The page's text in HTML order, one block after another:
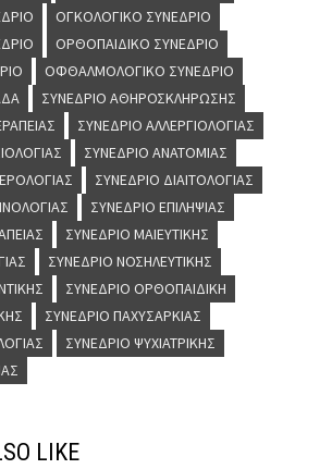
ΟΓΚΟΛΟΓΙΚΌ ΣΥΝΈΔΡΙΟ
ΟΡΘΟΠΑΙΔΙΚΌ ΣΥΝΈΔΡΙΟ
ΟΦΘΑΛΜΟΛΟΓΙΚΌ ΣΥΝΈΔΡΙΟ
ΣΥΝΈΔΡΙΟ ΑΘΗΡΟΣΚΛΉΡΩΣΗΣ
ΣΥΝΈΔΡΙΟ ΑΛΛΕΡΓΙΟΛΟΓΊΑΣ
ΣΥΝΈΔΡΙΟ ΑΝΑΤΟΜΊΑΣ
ΣΥΝΈΔΡΙΟ ΔΙΑΙΤΟΛΟΓΊΑΣ
ΣΥΝΈΔΡΙΟ ΕΠΙΛΗΨΊΑΣ
ΣΥΝΈΔΡΙΟ ΜΑΙΕΥΤΙΚΉΣ
ΣΥΝΈΔΡΙΟ ΝΟΣΗΛΕΥΤΙΚΉΣ
ΣΥΝΈΔΡΙΟ ΟΡΘΟΠΑΙΔΙΚΉ
ΣΥΝΈΔΡΙΟ ΠΑΧΥΣΑΡΚΊΑΣ
ΣΥΝΈΔΡΙΟ ΨΥΧΙΑΤΡΙΚΉΣ
LIKE